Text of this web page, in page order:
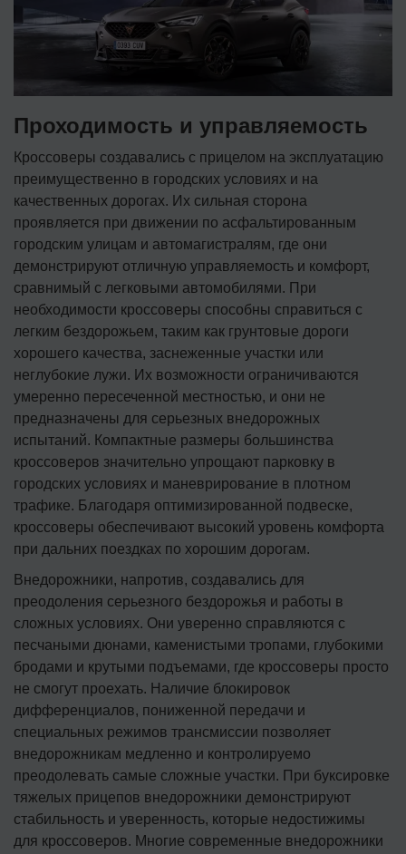
Проходимость и управляемость
Кроссоверы создавались с прицелом на эксплуатацию
преимущественно в городских условиях и на
качественных дорогах. Их сильная сторона
проявляется при движении по асфальтированным
городским улицам и автомагистралям, где они
демонстрируют отличную управляемость и комфорт,
сравнимый с легковыми автомобилями. При
необходимости кроссоверы способны справиться с
легким бездорожьем, таким как грунтовые дороги
хорошего качества, заснеженные участки или
неглубокие лужи. Их возможности ограничиваются
умеренно пересеченной местностью, и они не
предназначены для серьезных внедорожных
испытаний. Компактные размеры большинства
кроссоверов значительно упрощают парковку в
городских условиях и маневрирование в плотном
трафике. Благодаря оптимизированной подвеске,
кроссоверы обеспечивают высокий уровень комфорта
при дальних поездках по хорошим дорогам.
Внедорожники, напротив, создавались для
преодоления серьезного бездорожья и работы в
сложных условиях. Они уверенно справляются с
песчаными дюнами, каменистыми тропами, глубокими
бродами и крутыми подъемами, где кроссоверы просто
не смогут проехать. Наличие блокировок
дифференциалов, пониженной передачи и
специальных режимов трансмиссии позволяет
внедорожникам медленно и контролируемо
преодолевать самые сложные участки. При буксировке
тяжелых прицепов внедорожники демонстрируют
стабильность и уверенность, которые недостижимы
для кроссоверов. Многие современные внедорожники